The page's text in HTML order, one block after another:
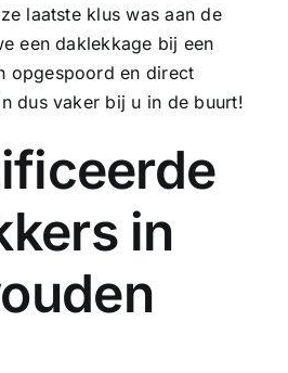
laatste klus was aan de
eendaklekkage bij een
opgespoord en direct
dus vaker bij u in de buurt!
in